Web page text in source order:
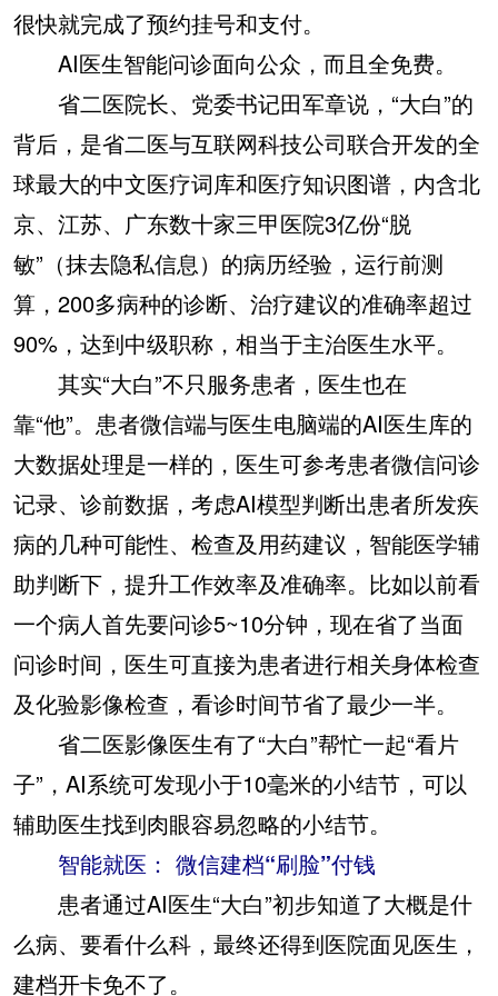
很快就完成了预约挂号和支付。
AI医生智能问诊面向公众，而且全免费。
省二医院长、党委书记田军章说，“大白”的
背后，是省二医与互联网科技公司联合开发的全
球最大的中文医疗词库和医疗知识图谱，内含北
京、江苏、广东数十家三甲医院3亿份“脱
敏”（抹去隐私信息）的病历经验，运行前测
算，200多病种的诊断、治疗建议的准确率超过
90%，达到中级职称，相当于主治医生水平。
其实“大白”不只服务患者，医生也在
靠“他”。患者微信端与医生电脑端的AI医生库的
大数据处理是一样的，医生可参考患者微信问诊
记录、诊前数据，考虑AI模型判断出患者所发疾
病的几种可能性、检查及用药建议，智能医学辅
助判断下，提升工作效率及准确率。比如以前看
一个病人首先要问诊5~10分钟，现在省了当面
问诊时间，医生可直接为患者进行相关身体检查
及化验影像检查，看诊时间节省了最少一半。
省二医影像医生有了“大白”帮忙一起“看片
子”，AI系统可发现小于10毫米的小结节，可以
辅助医生找到肉眼容易忽略的小结节。
智能就医： 微信建档“刷脸”付钱
患者通过AI医生“大白”初步知道了大概是什
么病、要看什么科，最终还得到医院面见医生，
建档开卡免不了。